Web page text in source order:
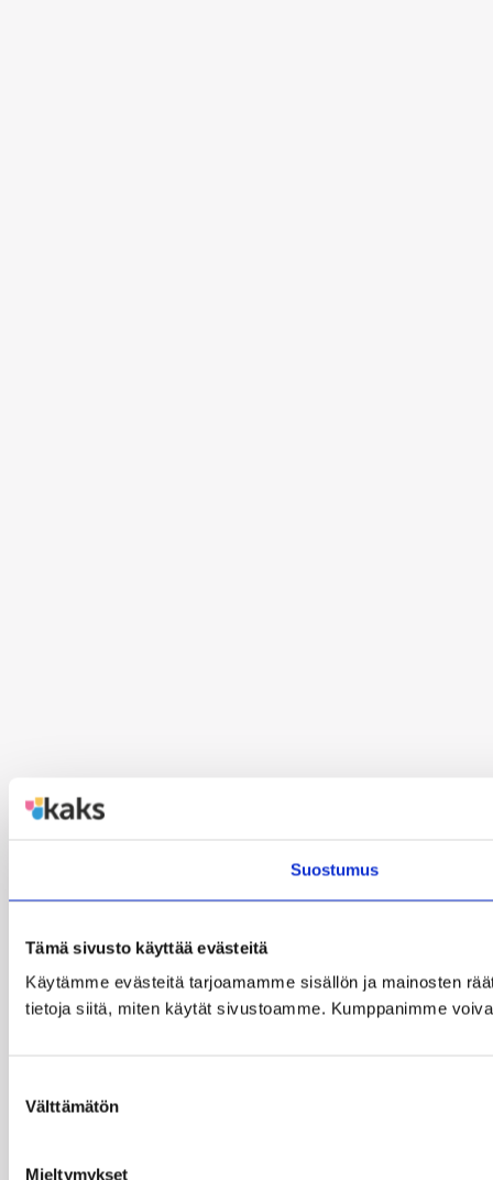
Suostumus
Tämä sivusto käyttää evästeitä
Käytämme evästeitä tarjoamamme sisällön ja mainosten
tietoja siitä, miten käytät sivustoamme. Kumppanimme
valinta
Välttämätön
Mieltymykset